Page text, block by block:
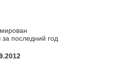
последний год